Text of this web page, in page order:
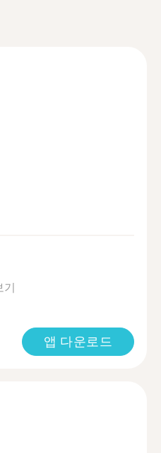
기
앱 다운로드